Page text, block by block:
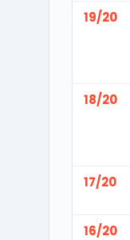
19/20
18/20
17/20
16/20